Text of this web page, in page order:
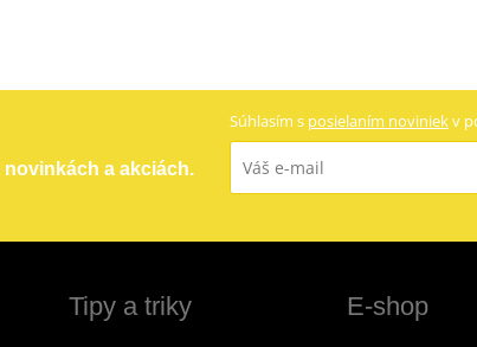
a akciách.
Súhlasím s posielaním noviniekv
Tipy a triky E-shop